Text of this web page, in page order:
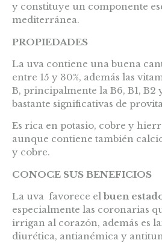
y constituye un componente
mediterránea.
PROPIEDADES
La uva contiene una buena
entre 15 y 30%, además las
B, principalmente la B6, B1, B2
bastante significativas de
Es rica en potasio, cobre y
aunque contiene también
y cobre.
CONOCE SUS BENEFICIOS
La uva favorece el buen
especialmente las coronarias
irrigan al corazón, además es
diurética, antianémica y